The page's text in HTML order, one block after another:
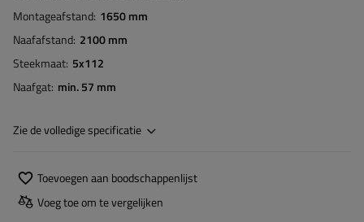
Montageafstand 1650 mm
Naafafstand 2100 mm
Steekmaat 5x112
Naafgat min. 57 mm
Zie de volledige specificatie
Toevoegen aan boodschappenlijst
Voeg toe om te vergelijken